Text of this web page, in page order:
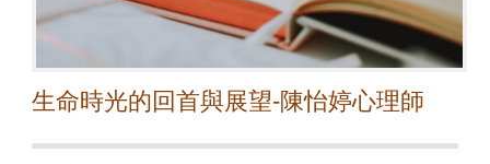
生命時光的回首與展望-陳怡婷心理師